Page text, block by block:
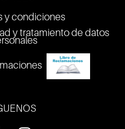
y condiciones
y tratamiento de datos